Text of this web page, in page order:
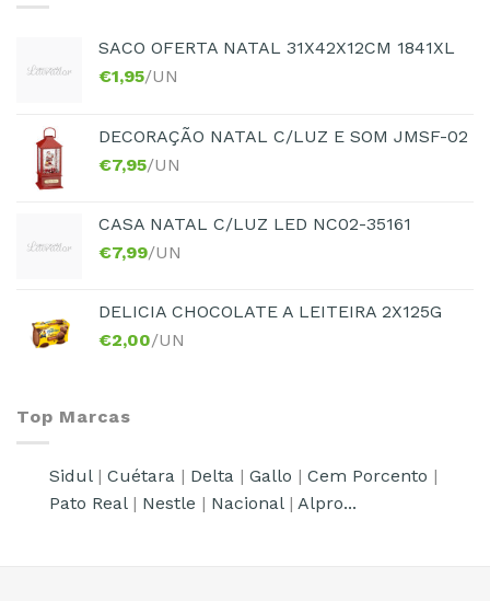
SACO OFERTA NATAL 31X42X12CM 1841XL
€1,95/UN
DECORAÇÃO NATAL C/LUZ E SOM JMSF-02
€7,95/UN
CASA NATAL C/LUZ LED NC02-35161
€7,99/UN
DELICIA CHOCOLATE A LEITEIRA 2X125G
€2,00/UN
Top Marcas
Sidul| Cuétara | Delta | Gallo | Cem Porcento |
Pato Real| Nestle | Nacional| Alpro...